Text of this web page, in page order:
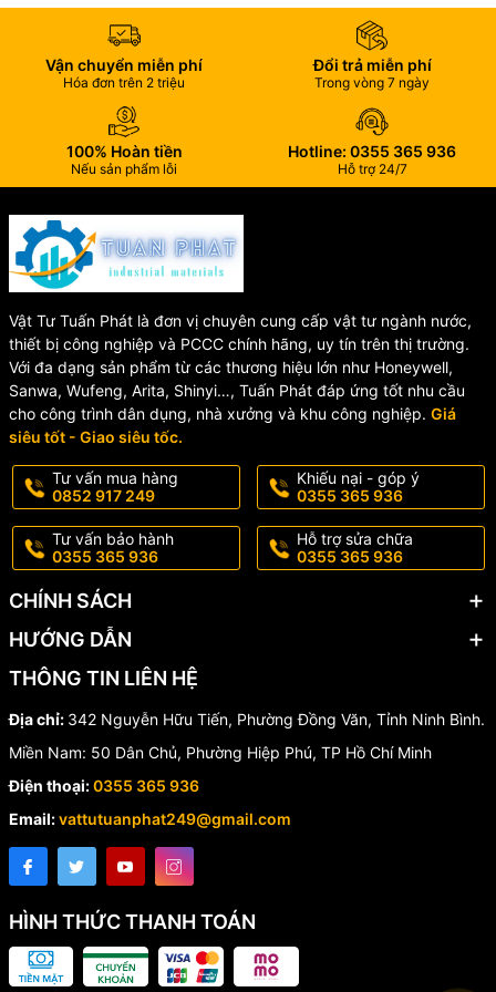
Đường ống hóa chất ăn mòn
Nhà máy thực phẩm, dược phẩm
Hệ thống dẫn lưu chất công nghiệp
Các dây chuyền cần kiểm tra lưu lượng và trạng thái chất
Vận chuyển miễn phí
Hóa đơn trên 2 triệu
Đổi trả miễn phí
Trong vòng 7 ngày
100% Hoàn tiền
Nếu sản phẩm lỗi
Hotline: 0355 365 936
Hỗ trợ 24/7
Vật Tư Tuấn Phát là đơn vị chuyên cung cấp vật tư ngành nước,
thiết bị công nghiệp và PCCC chính hãng, uy tín trên thị trường.
Với đa dạng sản phẩm từ các thương hiệu lớn như Honeywell,
Sanwa, Wufeng, Arita, Shinyi…, Tuấn Phát đáp ứng tốt nhu cầu
cho công trình dân dụng, nhà xưởng và khu công nghiệp. Giá
siêu tốt - Giao siêu tốc.
Tư vấn mua hàng
0852 917 249
Khiếu nại - góp ý
0355 365 936
Tư vấn bảo hành
0355 365 936
Hỗ trợ sửa chữa
0355 365 936
CHÍNH SÁCH
HƯỚNG DẪN
THÔNG TIN LIÊN HỆ
Địa chỉ: 342 Nguyễn Hữu Tiến, Phường Đồng Văn, Tỉnh Ninh Bình.
Miền Nam: 50 Dân Chủ, Phường Hiệp Phú, TP Hồ Chí Minh
Điện thoại:0355 365 936
Email:vattutuanphat249@gmail.com
HÌNH THỨC THANH TOÁN